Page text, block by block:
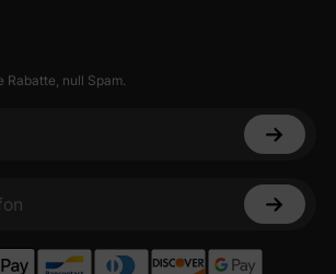
Rabatte, null Spam.